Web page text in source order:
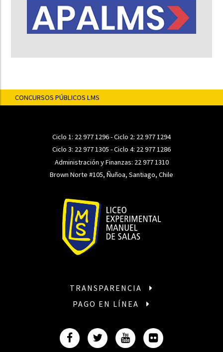
CONCURSOS PÚBLICOS LMS
Ciclo 1: 22 977 1296- Ciclo 2: 22 977 1294
Ciclo 3: 22 977 1305 - Ciclo 4: 22 977 1286
Administración y Finanzas: 22 977 1310
Brown Norte #105, Ñuñoa, Santiago, Chile
TRANSPARENCIA
PAGO EN LÍNEA